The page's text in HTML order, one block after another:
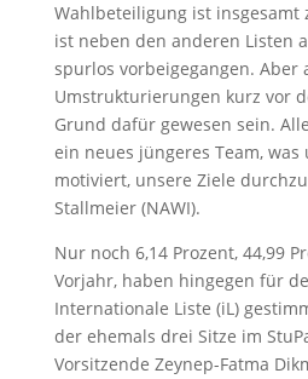
Wahlbeteiligung ist insgesamt
ist neben den anderen Listen
spurlos vorbeigegangen. Aber
Umstrukturierungen kurz vor
Grund dafür gewesen sein.
ein neues jüngeres Team,
motiviert, unsere Ziele
Stallmeier (NAWI).
Nur noch 6,14 Prozent, 44,99
Vorjahr, haben hingegen für
Internationale Liste (iL)
der ehemals drei Sitze im
Vorsitzende Zeynep-Fatma